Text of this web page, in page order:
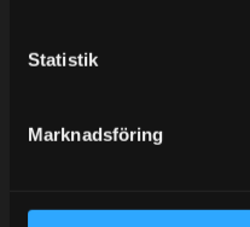
Statistik
Marknadsföring